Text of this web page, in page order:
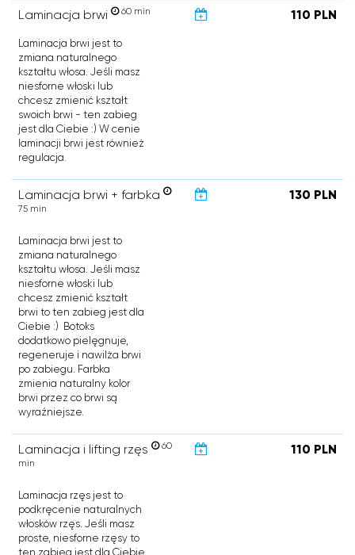
Laminacja brwi 60 min 110 PLN
Laminacja brwi jest to
zmiana naturalnego
kształtu włosa. Jeśli masz
niesforne włoski lub
chcesz zmienić kształt
swoich brwi - ten zabieg
jest dla Ciebie :) W cenie
laminacji brwi jest również
regulacja.
Laminacja brwi + farbka
75 min
130 PLN
Laminacja brwi jest to
zmiana naturalnego
kształtu włosa. Jeśli masz
niesforne włoski lub
chcesz zmienić kształt
brwi to ten zabieg jest dla
Ciebie :) Botoks
dodatkowo pielęgnuje,
regeneruje i nawilża brwi
po zabiegu. Farbka
zmienia naturalny kolor
brwi przez co brwi są
wyraźniejsze.
Laminacja i lifting rzęs
60
min
110 PLN
Laminacja rzęs jest to
podkręcenie naturalnych
włosków rzęs. Jeśli masz
proste, niesforne rzęsy to
ten zabieg jest dla Ciebie